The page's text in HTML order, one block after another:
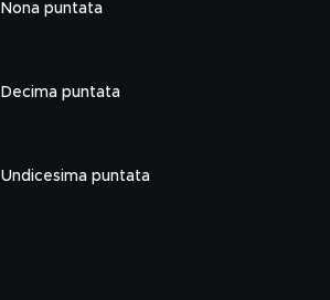
Nona puntata
Decima puntata
Undicesima puntata